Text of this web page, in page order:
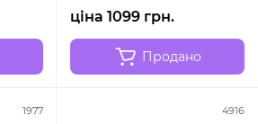
ціна 1099 грн.
Продано
1977 4916